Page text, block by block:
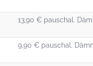
13,90 € pauschal.
9,90 € pauschal.